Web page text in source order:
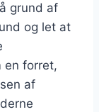
grund af
og let at
en forret,
af